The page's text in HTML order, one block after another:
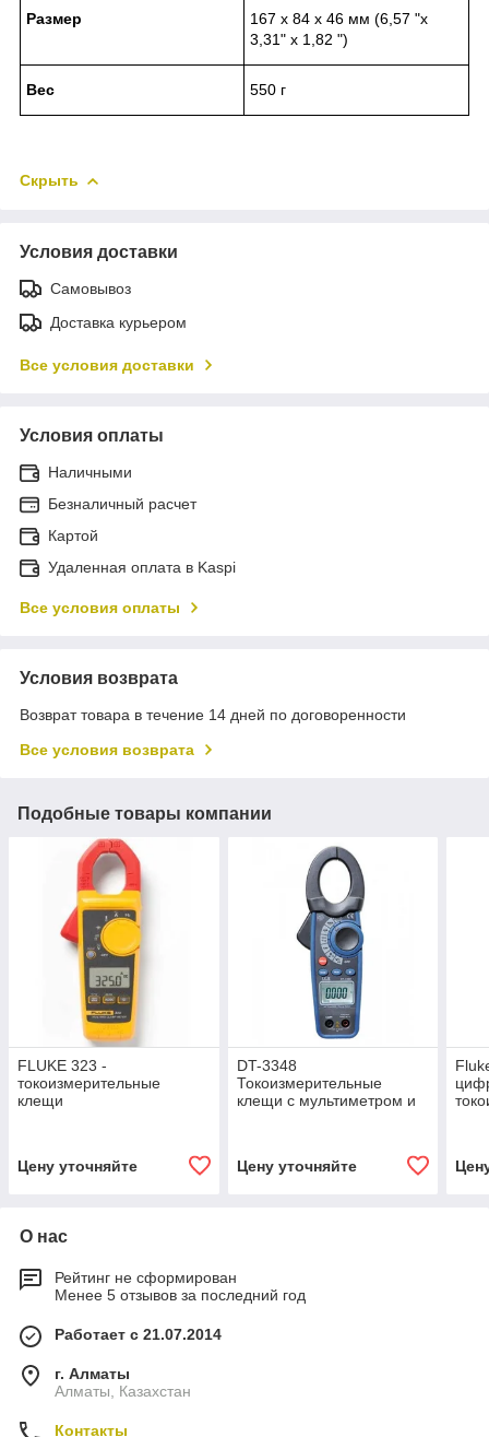
Размер
167 х 84 х 46 мм (6,57 "х
3,31" х 1,82 ")
Вес 550 г
Скрыть
Условия доставки
Самовывоз
Доставка курьером
Все условия доставки
Условия оплаты
Наличными
Безналичный расчет
Картой
Удаленная оплата в Kaspi
Все условия оплаты
Условия возврата
Возврат товара в течение 14 дней по договоренности
Все условия возврата
Подобные товары компании
FLUKE 323 -
токоизмерительные
клещи
Цену уточняйте
DT-3348
Токоизмерительные
клещи с мультиметром и
Цену уточняйте
О нас
Рейтинг не сформирован
Менее 5 отзывов за последний год
Работает с 21.07.2014
г. Алматы
Алматы, Казахстан
Контакты